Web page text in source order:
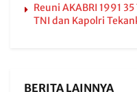
Reuni AKABRI 1991
TNI dan Kapolri
BERITA LAINNYA